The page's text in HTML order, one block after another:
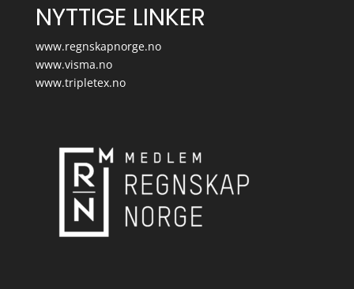
NYTTIGE LINKER
www.regnskapnorge.no
www.visma.no
www.tripletex.no